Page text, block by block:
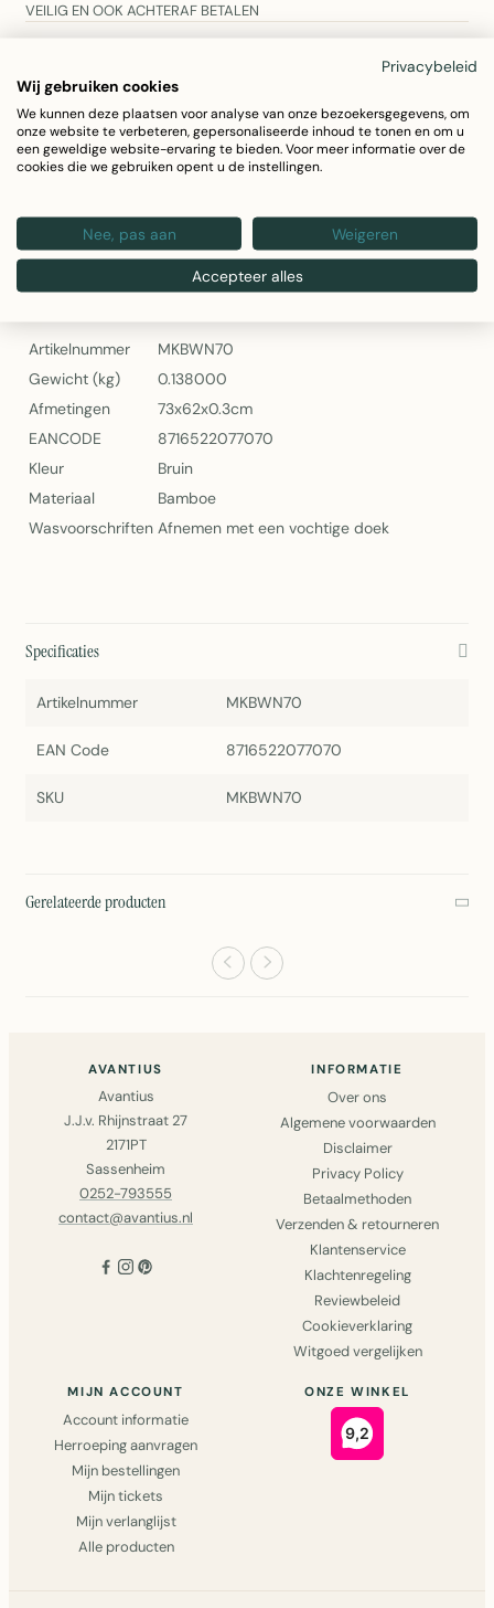
VEILIG EN OOK ACHTERAF BETALEN
Specificaties
Productomschrijving
Bamboe Waaier Naturel 70cm van Mars & More
Specificaties
Artikelnummer
MKBWN70
Gewicht (kg)
0.138000
Afmetingen
73x62x0.3cm
EANCODE
8716522077070
Kleur
Bruin
Materiaal
Bamboe
Wasvoorschriften Afnemen met een vochtige doek
Specificaties
Artikelnummer MKBWN70
EAN Code 8716522077070
SKU MKBWN70
Gerelateerde producten
AVANTIUS
Avantius
J.J.v. Rhijnstraat 27
2171PT
Sassenheim
0252-793555
contact@avantius.nl
INFORMATIE
Over ons
Algemene voorwaarden
Disclaimer
Privacy Policy
Betaalmethoden
Verzenden & retourneren
Klantenservice
Klachtenregeling
Reviewbeleid
Cookieverklaring
Witgoed vergelijken
MIJN ACCOUNT
Account informatie
Herroeping aanvragen
Mijn bestellingen
Mijn tickets
Mijn verlanglijst
Alle producten
ONZE WINKEL
Privacybeleid
Wij gebruiken cookies
We kunnen deze plaatsen voor analyse van onze bezoekersgegevens, om
onze website te verbeteren, gepersonaliseerde inhoud te tonen en om u
een geweldige website-ervaring te bieden. Voor meer informatie over de
cookies die we gebruiken opent u de instellingen.
Nee, pas aan Weigeren
Accepteer alles